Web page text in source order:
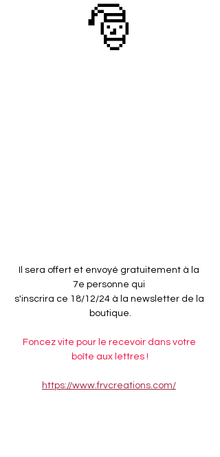
🎅
Il sera offert et envoyé gratuitement à la
7e personne qui
s'inscrira ce 18/12/24 à la newsletter de la
boutique.
Foncez vite pour le recevoir dans votre
boîte aux lettres !
https://www.frvcreations.com/